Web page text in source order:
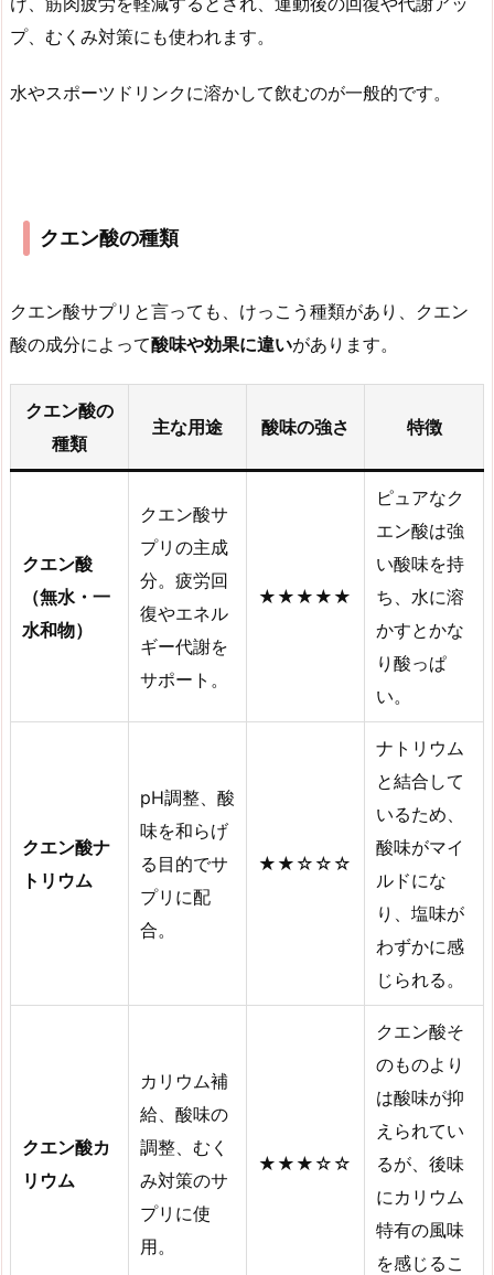
プ、むくみ対策にも使われます。
水やスポーツドリンクに溶かして飲むのが一般的です。
クエン酸の種類
クエン酸サプリと言っても、けっこう種類があり、クエン
酸の成分によって酸味や効果に違いがあります。
クエン酸の
種類
主な用途 酸味の強さ 特徴
クエン酸
（無水・一
水和物）
クエン酸サ
プリの主成
分。疲労回
復やエネル
ギー代謝を
サポート。
★★★★★
ピュアなク
エン酸は強
い酸味を持
ち、水に溶
かすとかな
り酸っぱ
い。
クエン酸ナ
トリウム
pH調整、酸
味を和らげ
る目的でサ
プリに配
合。
★★☆☆☆
ナトリウム
と結合して
いるため、
酸味がマイ
ルドにな
り、塩味が
わずかに感
じられる。
クエン酸カ
リウム
カリウム補
給、酸味の
調整、むく
み対策のサ
プリに使
用。
★★★☆☆
クエン酸そ
のものより
は酸味が抑
えられてい
るが、後味
にカリウム
特有の風味
を感じるこ